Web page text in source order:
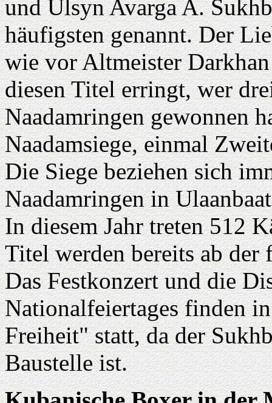
und Ulsyn Avarga A.
häufigsten genannt. Der
wie vor Altmeister
diesen Titel erringt, wer
Naadamringen gewonnen
Naadamsiege, einmal
Die Siege beziehen sich
Naadamringen in
In diesem Jahr treten 512
Titel werden bereits ab der
Das Festkonzert und die
Nationalfeiertages finden
Freiheit" statt, da der
Baustelle ist.